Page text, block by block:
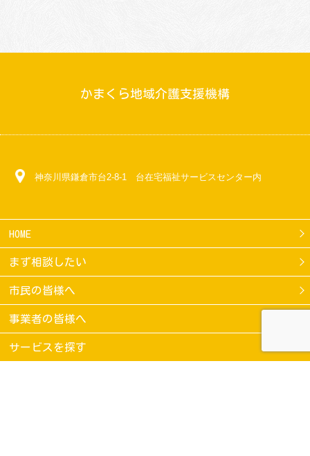
かまくら地域介護支援機構
神奈川県鎌倉市台2-8-1 台在宅福祉サービスセンター内
HOME
まず相談したい
市民の皆様へ
事業者の皆様へ
サービスを探す